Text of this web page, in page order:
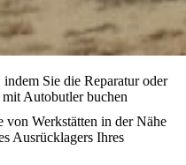
indem Sie die Reparatur oder
Autobutler buchen
von Werkstätten in der Nähe
Ausrücklagers Ihres